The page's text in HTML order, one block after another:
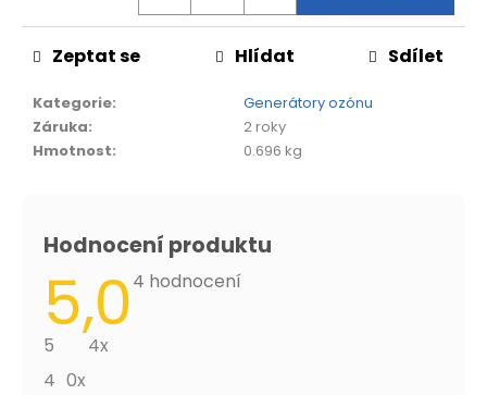
Kategorie:
Generátory ozónu
Záruka:
2 roky
Hmotnost: 0.696 kg
Zeptat se Hlídat Sdílet
Hodnocení produktu
5,0Průměrné
4 hodnocení
5
4x
4 0x